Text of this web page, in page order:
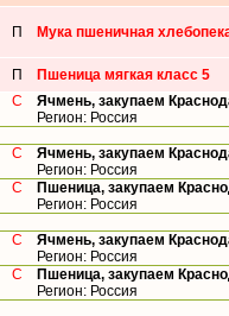
П Мука пшеничная
П
Пшеница мягкая класс 5
С
Ячмень, закупаем
Регион: Россия
С
Ячмень, закупаем
Регион: Россия
С
Пшеница, закупаем
Регион: Россия
С
Ячмень, закупаем
Регион: Россия
С
Пшеница, закупаем
Регион: Россия